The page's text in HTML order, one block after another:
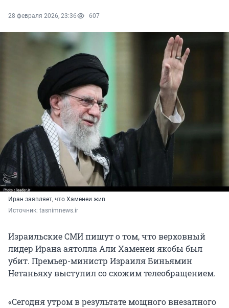
28 февраля 2026, 23:36 607
Иран заявляет, что Хаменеи жив
Источник: tasnimnews.ir
Израильские СМИ пишут о том, что верховный
лидер Ирана аятолла Али Хаменеи якобы был
убит. Премьер-министр Израиля Биньямин
Нетаньяху выступил со схожим телеобращением.
«Сегодня утром в результате мощного внезапного